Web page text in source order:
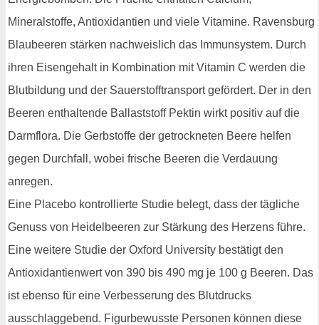
Mineralstoffe, Antioxidantien und viele Vitamine. Ravensburg
Blaubeeren stärken nachweislich das Immunsystem. Durch
ihren Eisengehalt in Kombination mit Vitamin C werden die
Blutbildung und der Sauerstofftransport gefördert. Der in den
Beeren enthaltende Ballaststoff Pektin wirkt positiv auf die
Darmflora. Die Gerbstoffe der getrockneten Beere helfen
gegen Durchfall, wobei frische Beeren die Verdauung
anregen.
Eine Placebo kontrollierte Studie belegt, dass der tägliche
Genuss von Heidelbeeren zur Stärkung des Herzens führe.
Eine weitere Studie der Oxford University bestätigt den
Antioxidantienwert von 390 bis 490 mg je 100 g Beeren. Das
ist ebenso für eine Verbesserung des Blutdrucks
ausschlaggebend. Figurbewusste Personen können diese